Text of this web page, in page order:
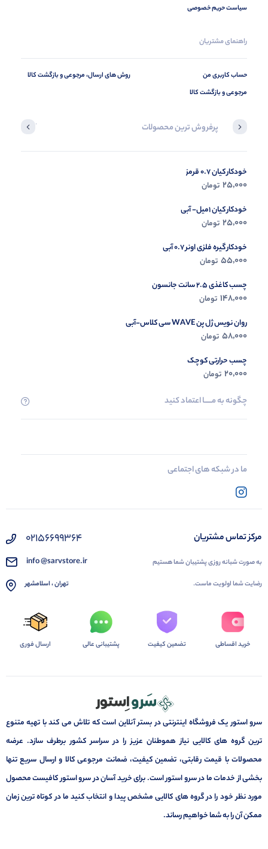
سیاست حریم خصوصی
راهنمای مشتریان
حساب کاربری من
مرجوعی و بازگشت کالا
روش های ارسال، مرجوعی و بازگشت کالا
پرفروش ترین محصولات آخرین
خودکار کیان 0.7 قرمز
25,000 تومان
خودکار کیان 1میل- آبی
25,000 تومان
خودکار گیره فلزی اونر 0.7 آبی
55,000 تومان
چسب کاغذی 2.5 سانت جانسون
148,000 تومان
روان نویس ژل پن WAVE سی کلاس-آبی
58,000 تومان
چسب حرارتی کوچک
20,000 تومان
چگونه به مــــــا اعتماد کنید
ما در شبکه های اجتماعی
مرکز تماس مشتریان
به صورت شبانه روزی پشتیبان شما هستیم
رضایت شما اولویت ماست.
02156699364
info @sarvstore.ir
تهران ، اسلامشهر
خرید اقساطی تضمین کیفیت پشتیبانی عالی ارسال فوری
سرو استور یک فروشگاه اینترنتی در بستر آنلاین است که تلاش می کند با تهیه متنوع
ترین گروه های کالایی نیاز هموطنان عزیز را در سراسر کشور برطرف سازد. عرضه
محصولات با قیمت رقابتی، تضمین کیفیت، ضمانت مرجوعی کالا و ارسال سریع تنها
بخشی از خدمات ما در سرو استور است. برای خرید آسان در سرو استور کافیست محصول
مورد نظر خود را در گروه های کالایی مشخص پیدا و انتخاب کنید ما در کوتاه ترین زمان
ممکن آن را به شما خواهیم رساند.